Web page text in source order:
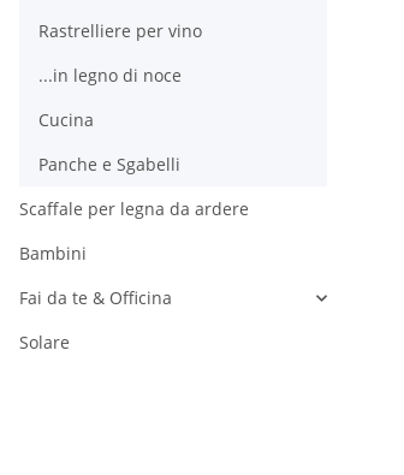
Rastrelliere per vino
...in legno di noce
Cucina
Panche e Sgabelli
Scaffale per legna da ardere
Bambini
Fai da te & Officina
Solare